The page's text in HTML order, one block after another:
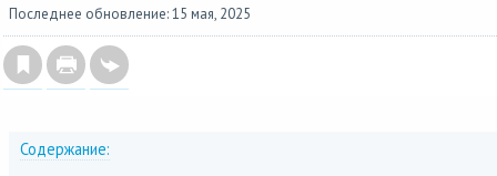
Последнее обновление: 15 мая, 2025
Содержание: